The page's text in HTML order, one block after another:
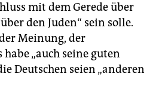
mit dem Gerede über
den Juden“ sein solle.
Meinung, der
„auch seine guten
Deutschen seien „anderen